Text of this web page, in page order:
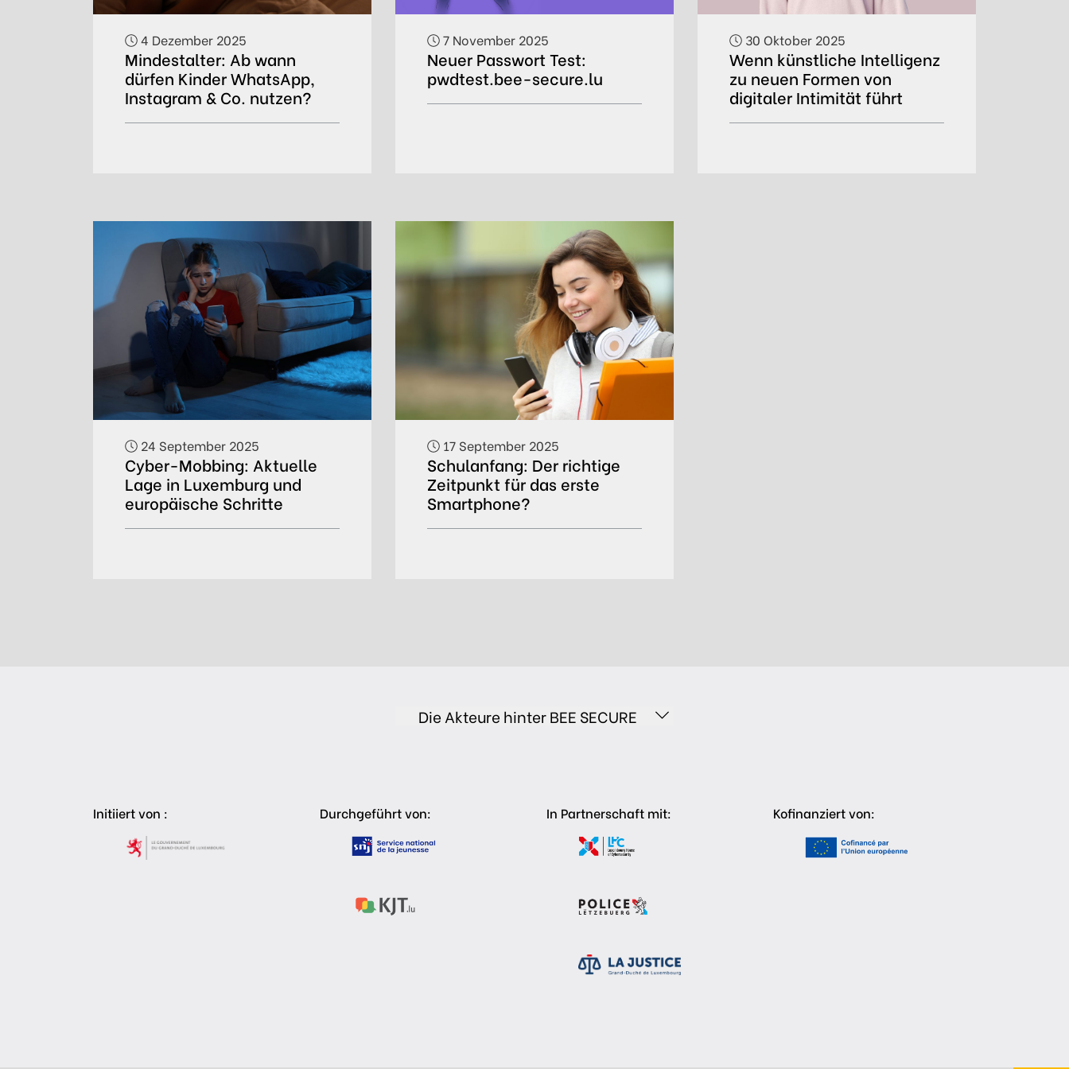
4 Dezember 2025
Mindestalter: Ab wann
dürfen Kinder WhatsApp,
Instagram & Co. nutzen?
7 November 2025
Neuer Passwort Test:
pwdtest.bee-secure.lu
30 Oktober 2025
Wenn künstliche Intelligenz
zu neuen Formen von
digitaler Intimität führt
24 September 2025
Cyber-Mobbing: Aktuelle
Lage in Luxemburg und
europäische Schritte
17 September 2025
Schulanfang: Der richtige
Zeitpunkt für das erste
Smartphone?
Die Akteure hinter BEE SECURE
Initiiert von : Durchgeführt von: In Partnerschaft mit: Kofinanziert von: